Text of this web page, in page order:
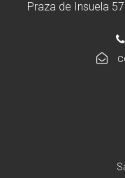
Praza de Insuela